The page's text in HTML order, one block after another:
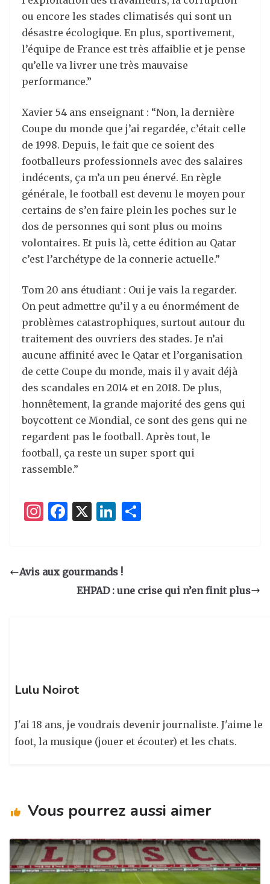
ou encore les stades climatisés qui sont un
désastre écologique. En plus, sportivement,
l’équipe de France est très affaiblie et je pense
qu’elle va livrer une très mauvaise
performance.”
Xavier 54 ans enseignant : “Non, la dernière
Coupe du monde que j’ai regardée, c’était celle
de 1998. Depuis, le fait que ce soient des
footballeurs professionnels avec des salaires
indécents, ça m’a un peu énervé. En règle
générale, le football est devenu le moyen pour
certains de s’en faire plein les poches sur le
dos de personnes qui sont plus ou moins
volontaires. Et puis là, cette édition au Qatar
c’est l’archétype de la connerie actuelle.”
Tom 20 ans étudiant : Oui je vais la regarder.
On peut admettre qu’il y a eu énormément de
problèmes catastrophiques, surtout autour du
traitement des ouvriers des stades. Je n’ai
aucune affinité avec le Qatar et l’organisation
de cette Coupe du monde, mais il y avait déjà
des scandales en 2014 et en 2018. De plus,
honnêtement, la grande majorité des gens qui
boycottent ce Mondial, ce sont des gens qui ne
regardent pas le football. Après tout, le
football, ça reste un super sport qui
rassemble.”
I
a
F
e
b
X
Li
e
dI er
Avis aux gourmands !
EHPAD : une crise qui n’en finit plus
Lulu Noirot
J'ai 18 ans, je voudrais devenir journaliste. J'aime le
foot, la musique (jouer et écouter) et les chats.
Vous pourrez aussi aimer